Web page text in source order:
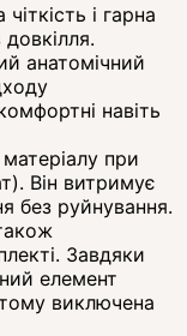
і гарна
анатомічний
навіть
при
Він витримує
без руйнування.
Завдяки
елемент
виключена